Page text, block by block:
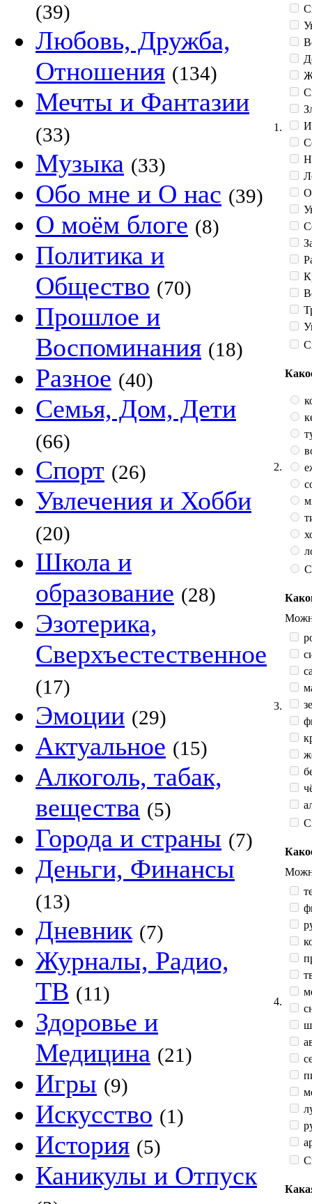
(39)
Любовь, Дружба,
Отношения (134)
Мечты и Фантазии
(33)
Музыка (33)
Обо мне и О нас (39)
О моём блоге (8)
Политика и
Общество (70)
Прошлое и
Воспоминания (18)
Разное (40)
Семья, Дом, Дети
(66)
Спорт (26)
Увлечения и Хобби
(20)
Школа и
образование (28)
Эзотерика,
Сверхъестественное
(17)
Эмоции (29)
Актуальное (15)
Алкоголь, табак,
вещества (5)
Города и страны (7)
Деньги, Финансы
(13)
Дневник (7)
Журналы, Радио,
ТВ (11)
Здоровье и
Медицина (21)
Игры (9)
Искусство (1)
История (5)
Каникулы и Отпуск
1.
2.
3.
4.